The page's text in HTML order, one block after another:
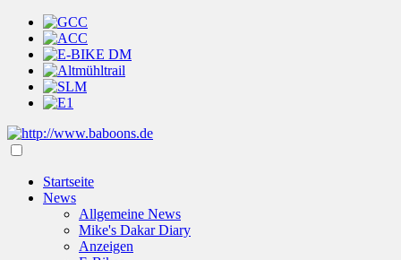
Startseite
News
Allgemeine News
Mike's Dakar Diary
Anzeigen